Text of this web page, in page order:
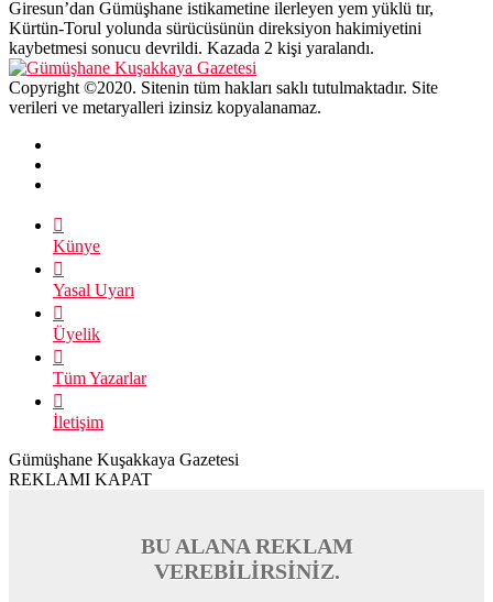
Giresun’dan Gümüşhane istikametine ilerleyen yem yüklü tır,
Kürtün-Torul yolunda sürücüsünün direksiyon hakimiyetini
kaybetmesi sonucu devrildi. Kazada 2 kişi yaralandı.
Copyright ©2020. Sitenin tüm hakları saklı tutulmaktadır. Site
verileri ve metaryalleri izinsiz kopyalanamaz.
Künye
Yasal Uyarı
Üyelik
Tüm Yazarlar
İletişim
Gümüşhane Kuşakkaya Gazetesi
REKLAMI KAPAT
BU ALANA REKLAM
VEREBİLİRSİNİZ.